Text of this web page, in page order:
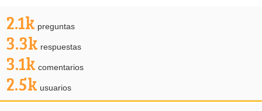
2.1k preguntas
3.3k respuestas
3.1k comentarios
2.5k usuarios